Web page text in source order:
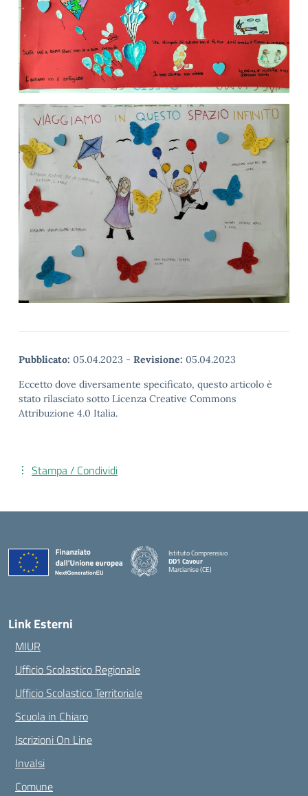
Pubblicato: 05.04.2023 - Revisione: 05.04.2023
Eccetto dove diversamente specificato, questo articolo è
stato rilasciato sotto Licenza Creative Commons
Attribuzione 4.0 Italia.
Stampa / Condividi
Istituto Comprensivo
DD1 Cavour
Marcianise (CE)
Link Esterni
MIUR
Ufficio Scolastico Regionale
Ufficio Scolastico Territoriale
Scuola in Chiaro
Iscrizioni On Line
Invalsi
Comune